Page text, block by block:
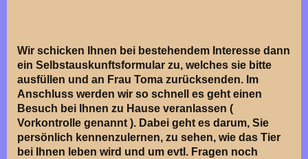
Wir schicken Ihnen bei bestehendem Interesse dann
ein Selbstauskunftsformular zu, welches sie bitte
ausfüllen und an Frau Toma zurücksenden. Im
Anschluss werden wir so schnell es geht einen
Besuch bei Ihnen zu Hause veranlassen (
Vorkontrolle genannt ). Dabei geht es darum, Sie
persönlich kennenzulernen, zu sehen, wie das Tier
bei Ihnen leben wird und um evtl. Fragen noch